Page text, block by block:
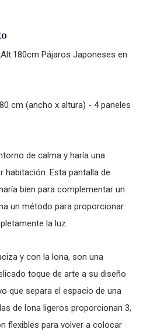
Pájaros Japoneses en
cm (ancho x altura) - 4 paneles
de calma y haría una
habitación. Esta pantalla de
bien para complementar un
un método para proporcionar
la luz.
y con la lona, son una
toque de arte a su diseño
que separa el espacio de una
de lona ligeros proporcionan 3,
flexibles para volver a colocar